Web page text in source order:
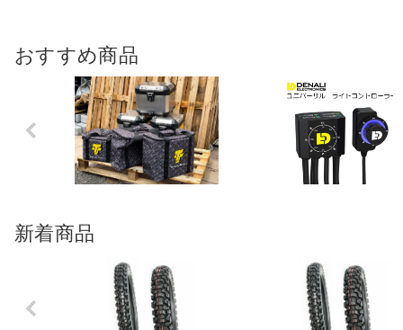
おすすめ商品
Previo
us
新着商品
Previo
us